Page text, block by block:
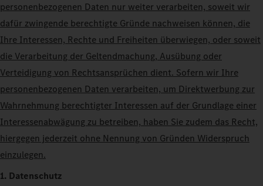
personenbezogenen Daten nur weiter verarbeiten, soweit wir
dafür zwingende berechtigte Gründe nachweisen können, die
Ihre Interessen, Rechte und Freiheiten überwiegen, oder soweit
die Verarbeitung der Geltendmachung, Ausübung oder
Verteidigung von Rechtsansprüchen dient. Sofern wir Ihre
personenbezogenen Daten verarbeiten, um Direktwerbung zur
Wahrnehmung berechtigter Interessen auf der Grundlage einer
Interessenabwägung zu betreiben, haben Sie zudem das Recht,
hiergegen jederzeit ohne Nennung von Gründen Widerspruch
einzulegen.
1. Datenschutz